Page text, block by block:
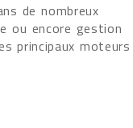
de nombreux
ou encore gestion
principaux moteurs